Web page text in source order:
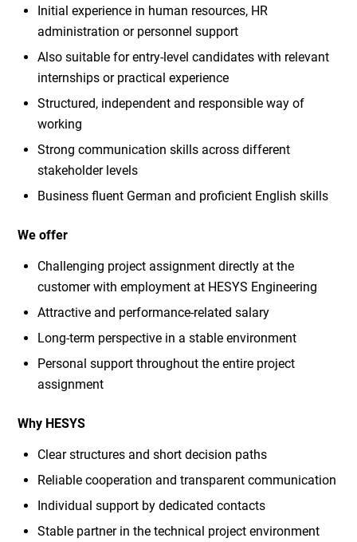
Initial experience in human resources, HR
administration or personnel support
Also suitable for entry-level candidates with relevant
internships or practical experience
Structured, independent and responsible way of
working
Strong communication skills across different
stakeholder levels
Business fluent German and proficient English skills
We offer
Challenging project assignment directly at the
customer with employment at HESYS Engineering
Attractive and performance-related salary
Long-term perspective in a stable environment
Personal support throughout the entire project
assignment
Why HESYS
Clear structures and short decision paths
Reliable cooperation and transparent communication
Individual support by dedicated contacts
Stable partner in the technical project environment